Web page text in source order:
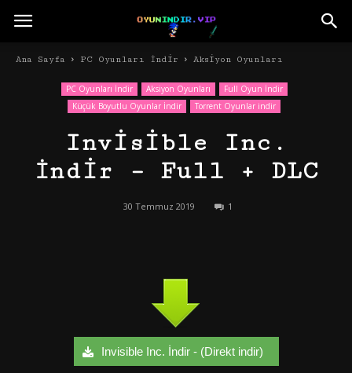
Ana Sayfa PC Oyunları İndir Aksiyon Oyunları
PC Oyunları İndir Aksiyon Oyunları
Full Oyun İndir
Küçük Boyutlu Oyunlar İndir
Torrent Oyunlar indir
Invisible Inc.
İndir – Full + DLC
30 Temmuz 2019 1
Invisible Inc. İndir - (Direkt indir)